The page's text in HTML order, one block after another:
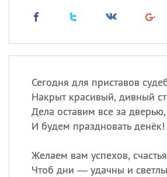
Сегодня для приставов
Накрыт красивый, дивный
Дела оставим все за дверью,
И будем праздновать денёк!
Желаем вам успехов,
Чтоб дни — удачны и